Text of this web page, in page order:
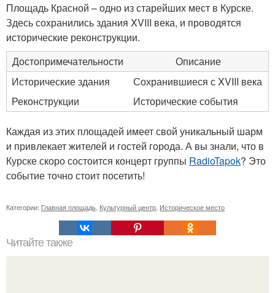
Площадь Красной – одно из старейших мест в Курске.
Здесь сохранились здания XVIII века, и проводятся
исторические реконструкции.
Достопримечательности
Описание
Исторические здания
Сохранившиеся с XVIII века
Реконструкции
Исторические события
Каждая из этих площадей имеет свой уникальный шарм
и привлекает жителей и гостей города. А вы знали, что в
Курске скоро состоится концерт группы RadioTapok? Это
событие точно стоит посетить!
Категории: Главная площадь Культурный центр Историческое место
Читайте также